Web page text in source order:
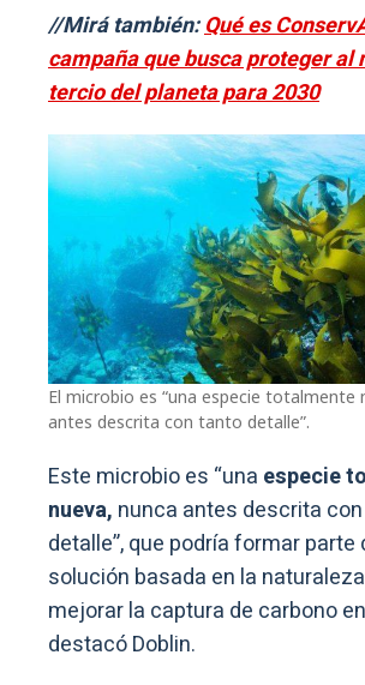
//Mirá también:Qué es
campaña que busca proteger al
tercio del planeta para 2030
El microbio es “una especie totalmente
antes descrita con tanto detalle”.
Este microbio es “una especie
nueva, nunca antes descrita
detalle”, que podría formar parte
solución basada en la
mejorar la captura de carbono
destacó Doblin.